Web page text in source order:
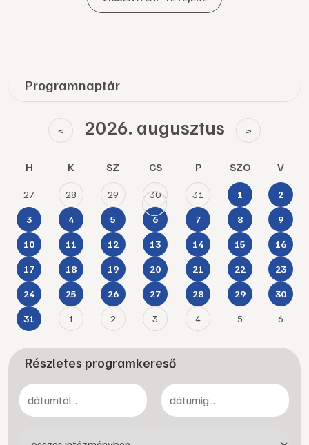
Programnaptár
< 2026. augusztus >
H K SZ CS P SZO V
27 28 29 30 31 1 2
3 4 5 6 7 8 9
10 11 12 13 14 15 16
17 18 19 20 21 22 23
24 25 26 27 28 29 30
31 1 2 3 4 5 6
Részletes programkereső
-